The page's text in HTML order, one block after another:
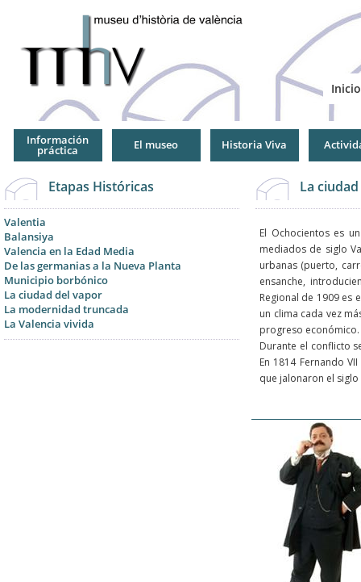
Inicio
Información
práctica El museo Historia Viva
Etapas Históricas
Valentia
Balansiya
Valencia en la Edad Media
De las germanias a la Nueva Planta
Municipio borbónico
La ciudad del vapor
La modernidad truncada
La Valencia vivida
La
El Ochocientos es
mediados de siglo
urbanas (puerto,
ensanche,
Regional de 1909 es
un clima cada vez
progreso económico.
Durante el conflicto
En 1814 Fernando
que jalonaron el siglo